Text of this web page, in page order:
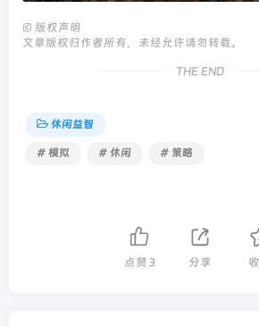
© 版权声明
文章版权归作者所有，未经允许请勿转载。
THE END
休闲益智
# 模拟 # 休闲 # 策略
点赞 3 分享